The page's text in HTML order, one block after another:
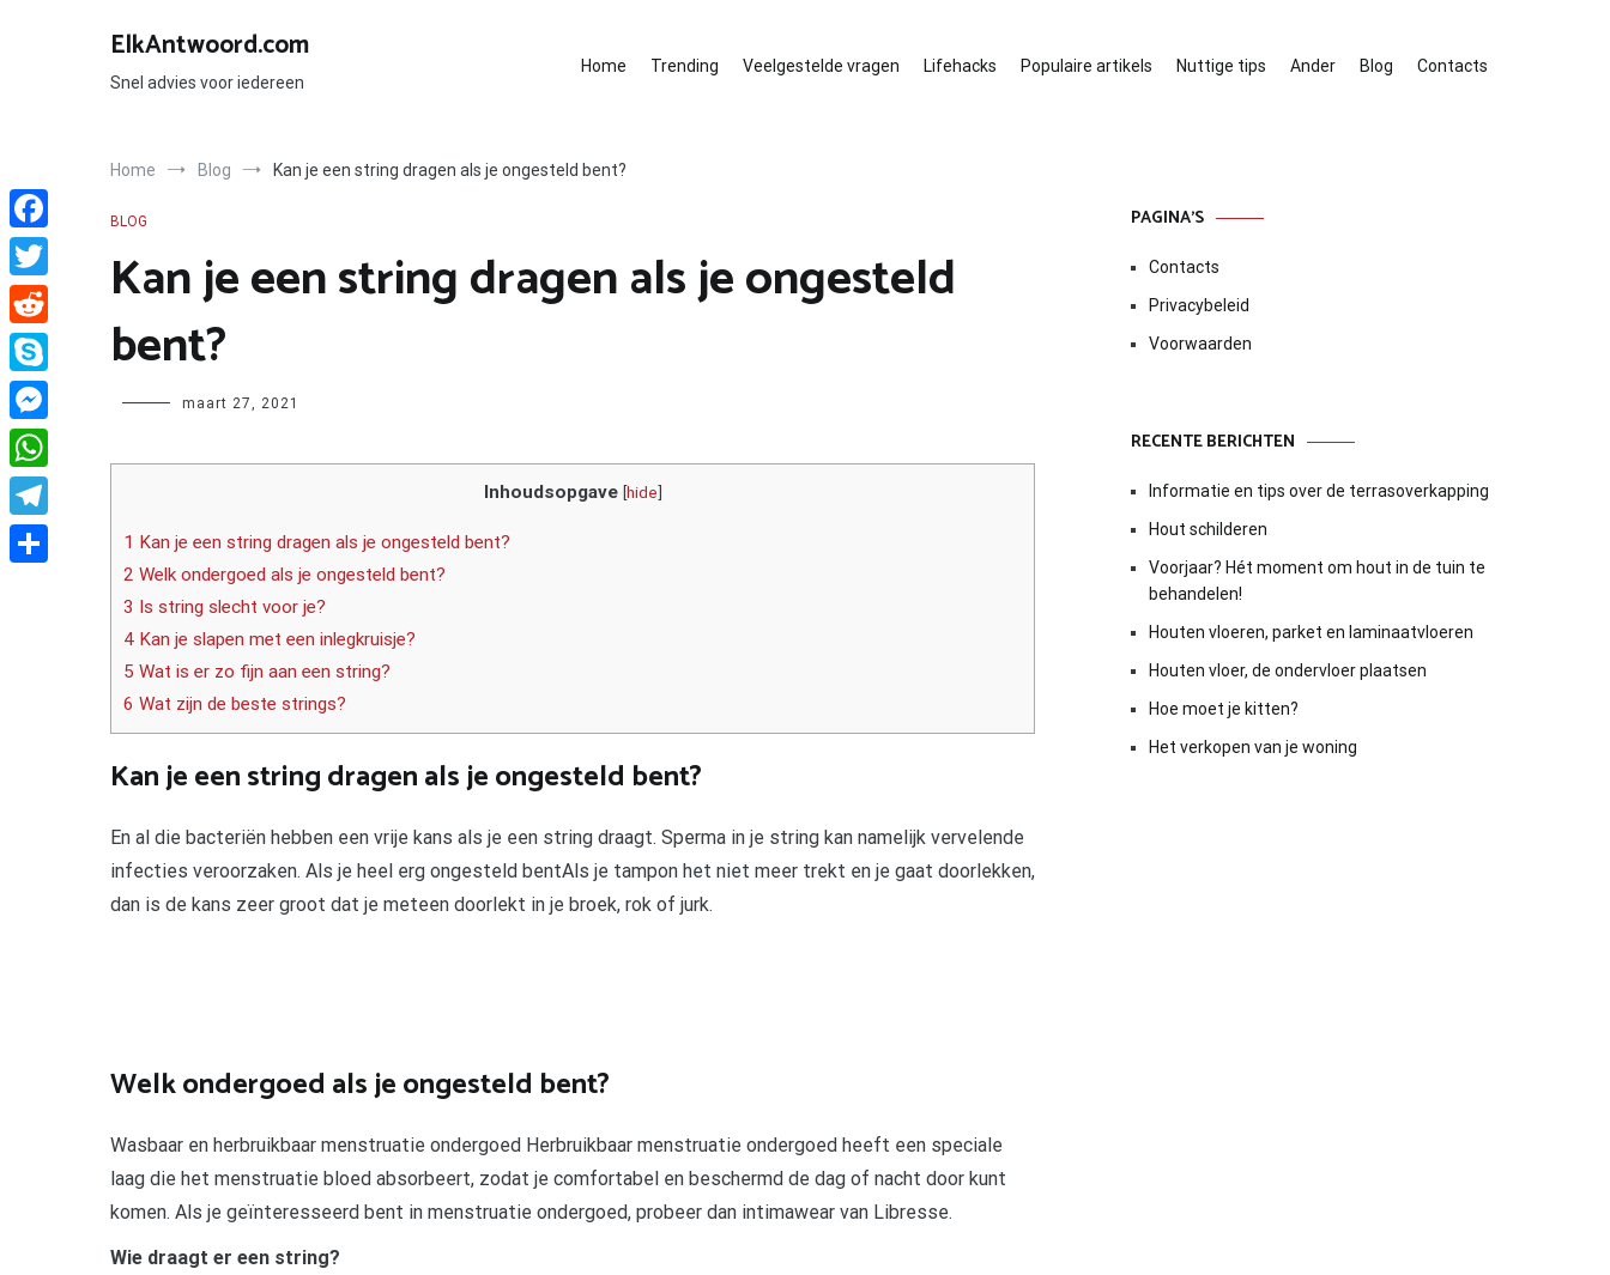
ElkAntwoord.com
Snel advies voor iedereen
Home Trending Veelgestelde vragen Lifehacks Populaire artikels Nuttige tips Ander Blog Contacts
Home Blog Kan je een string dragen als je ongesteld bent?
BLOG
Kan je een string dragen als je ongesteld
bent?
Author maart 27, 2021
Inhoudsopgave [hide]
1 Kan je een string dragen als je ongesteld bent?
2 Welk ondergoed als je ongesteld bent?
3 Is string slecht voor je?
4 Kan je slapen met een inlegkruisje?
5 Wat is er zo fijn aan een string?
6 Wat zijn de beste strings?
Kan je een string dragen als je ongesteld bent?
En al die bacteriën hebben een vrije kans als je een string draagt. Sperma in je string kan namelijk vervelende
infecties veroorzaken. Als je heel erg ongesteld bentAls je tampon het niet meer trekt en je gaat doorlekken,
dan is de kans zeer groot dat je meteen doorlekt in je broek, rok of jurk.
Welk ondergoed als je ongesteld bent?
Wasbaar en herbruikbaar menstruatie ondergoed Herbruikbaar menstruatie ondergoed heeft een speciale
laag die het menstruatie bloed absorbeert, zodat je comfortabel en beschermd de dag of nacht door kunt
komen. Als je geïnteresseerd bent in menstruatie ondergoed, probeer dan intimawear van Libresse.
Wie draagt er een string?
PAGINA’S
Contacts
Privacybeleid
Voorwaarden
RECENTE BERICHTEN
Informatie en tips over de terrasoverkapping
Hout schilderen
Voorjaar? Hét moment om hout in de tuin te
behandelen!
Houten vloeren, parket en laminaatvloeren
Houten vloer, de ondervloer plaatsen
Hoe moet je kitten?
Het verkopen van je woning
Facebook
Twitter
Reddit
Skype
Messenger
WhatsApp
Telegram